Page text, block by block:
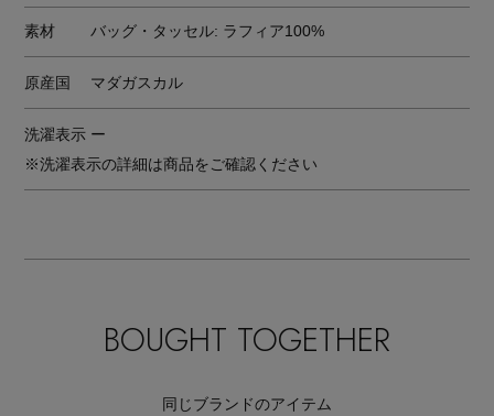
素材 バッグ・タッセル: ラフィア100%
原産国 マダガスカル
洗濯表示 ー
※洗濯表示の詳細は商品をご確認ください
BOUGHT TOGETHER
同じブランドのアイテム